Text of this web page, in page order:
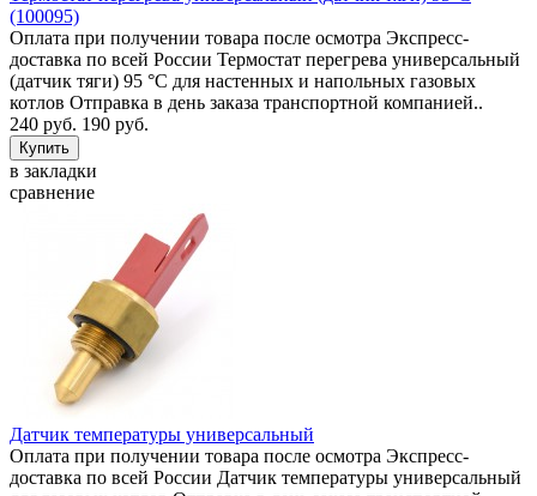
(100095)
Оплата при получении товара после осмотра Экспресс-
доставка по всей России Термостат перегрева универсальный
(датчик тяги) 95 °C для настенных и напольных газовых
котлов Отправка в день заказа транспортной компанией..
240 руб. 190 руб.
в закладки
сравнение
Датчик температуры универсальный
Оплата при получении товара после осмотра Экспресс-
доставка по всей России Датчик температуры универсальный